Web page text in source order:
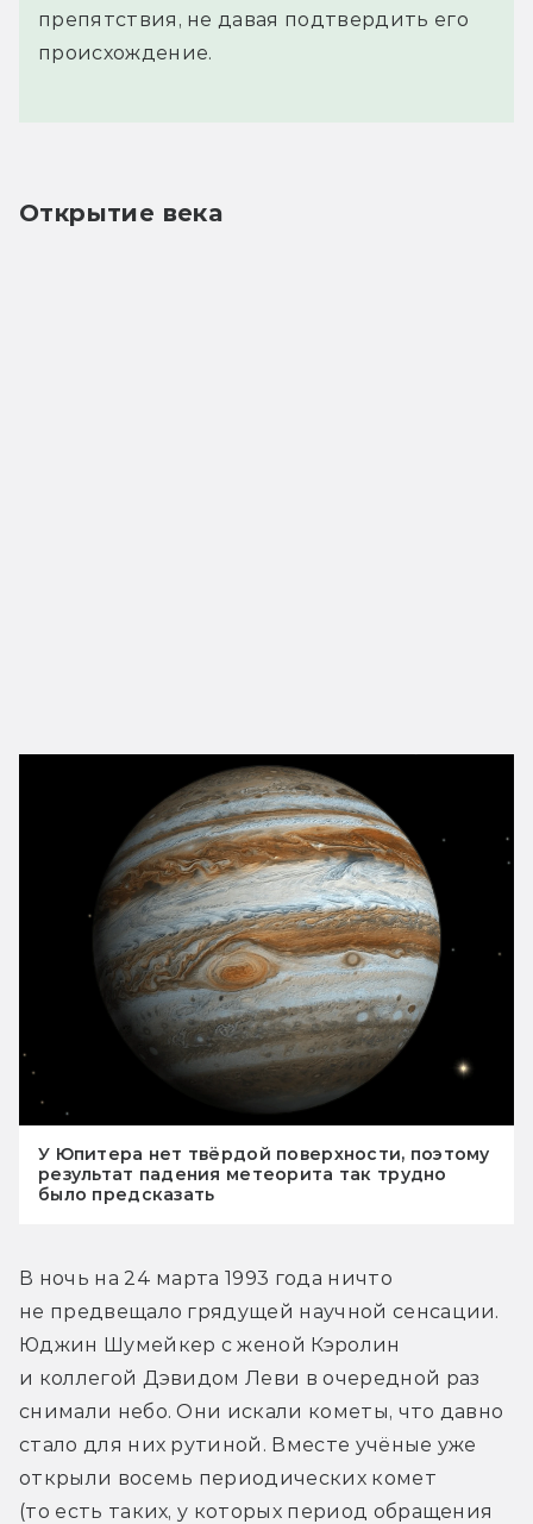
препятствия, не давая подтвердить его
происхождение.
Открытие века
У Юпитера нет твёрдой поверхности, поэтому
результат падения метеорита так трудно
было предсказать
В ночь на 24 марта 1993 года ничто
не предвещало грядущей научной сенсации.
Юджин Шумейкер с женой Кэролин
и коллегой Дэвидом Леви в очередной раз
снимали небо. Они искали кометы, что давно
стало для них рутиной. Вместе учёные уже
открыли восемь периодических комет
(то есть таких, у которых период обращения